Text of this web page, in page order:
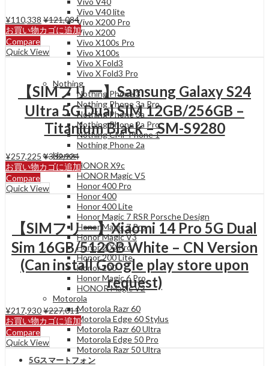
Vivo V40 lite
Vivo X200 Pro
Vivo X200
Vivo X100s Pro
Vivo X100s
Vivo X Fold3
Vivo X Fold3 Pro
Nothing
Nothing Phone 3
Nothing Phone 3a Pro
Nothing Phone 3a
Nothing Phone 2a Pro
Nothing CMF Phone 1
Nothing Phone 2a
Honor
HONOR X9c
HONOR Magic V5
Honor 400 Pro
Honor 400
Honor 400 Lite
Honor Magic 7 RSR Porsche Design
Honor Magic 7 Pro
Honor Magic V3
Honor 200 Pro
Honor 200 Lite
Honor 200
Honor Magic 6 Pro
HONOR Magic V2
Motorola
Motorola Razr 60
Motorola Edge 60 Stylus
Motorola Razr 60 Ultra
Motorola Edge 50 Pro
Motorola Razr 50 Ultra
5Gスマートフォン
¥110,338 ¥121,084
お買い物カゴに追加
Compare
Quick View
【SIMフリー】Samsung Galaxy S24
Ultra 5G Dual SIM 12GB/256GB –
Titanium Black – SM-S9280
¥257,225 ¥332,924
お買い物カゴに追加
Compare
Quick View
【SIMフリー】Xiaomi 14 Pro 5G Dual
Sim 16GB/512GB White – CN Version
(Can install Google play store upon
request)
¥217,930¥227,011
お買い物カゴに追加
Compare
Quick View